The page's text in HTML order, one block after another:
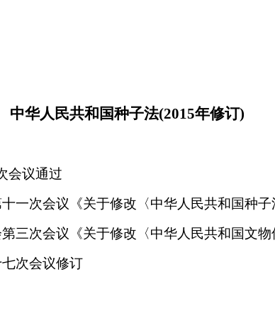
中华人民共和国种子法(2015年修订)
会议通过
一次会议《关于修改〈中华人民共和国种
三次会议《关于修改〈中华人民共和国文
次会议修订